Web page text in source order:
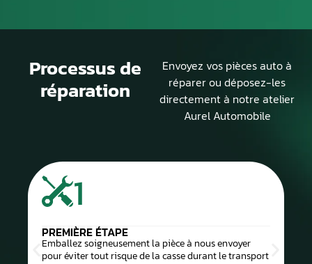
Processus de
réparation
Envoyez vos pièces auto à
réparer ou déposez-les
directement à notre atelier
Aurel Automobile
1
PREMIÈRE ÉTAPE
Emballez soigneusement la pièce à nous envoyer
pour éviter tout risque de la casse durant le transport